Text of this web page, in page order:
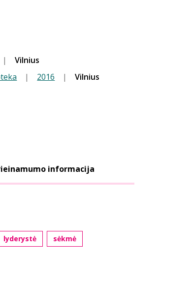
|
Vilnius
| 2016 | Vilnius
informacija
lyderystė sėkmė